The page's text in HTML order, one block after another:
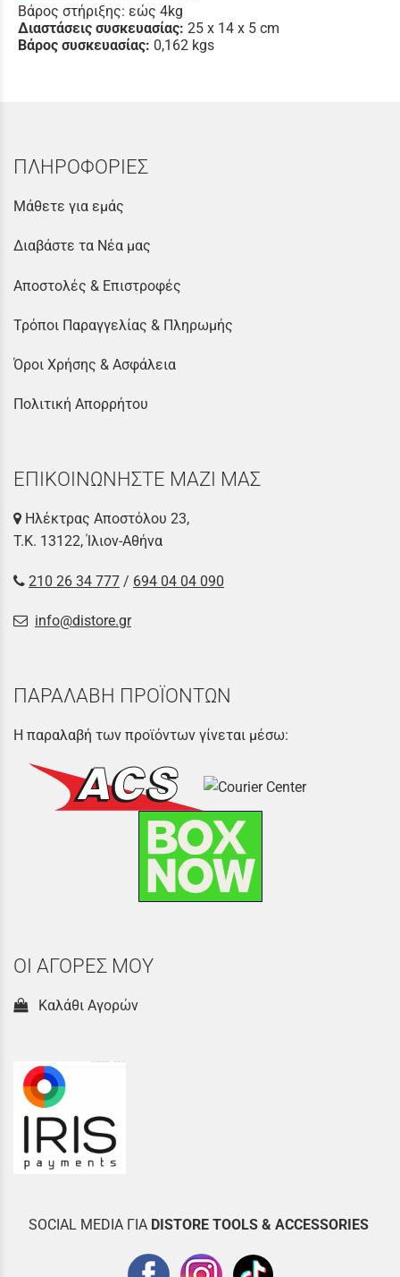
Βάρος στήριξης: εώς 4kg
Διαστάσεις συσκευασίας: 25 x 14 x 5 cm
Βάρος συσκευασίας: 0,162 kgs
ΠΛΗΡΟΦΟΡΙΕΣ
Μάθετε για εμάς
Διαβάστε τα Νέα μας
Αποστολές & Επιστροφές
Τρόποι Παραγγελίας & Πληρωμής
Όροι Χρήσης & Ασφάλεια
Πολιτική Απορρήτου
ΕΠΙΚΟΙΝΩΝΗΣΤΕ ΜΑΖΙ ΜΑΣ
Ηλέκτρας Αποστόλου 23,
Τ.Κ. 13122, Ίλιον-Αθήνα
210 26 34 777 / 694 04 04 090
info@distore.gr
ΠΑΡΑΛΑΒΗ ΠΡΟΪΟΝΤΩΝ
Η παραλαβή των προϊόντων γίνεται μέσω:
ΟΙ ΑΓΟΡΕΣ ΜΟΥ
Καλάθι Αγορών
SOCIAL MEDIA ΓΙΑ DISTORE TOOLS & ACCESSORIES